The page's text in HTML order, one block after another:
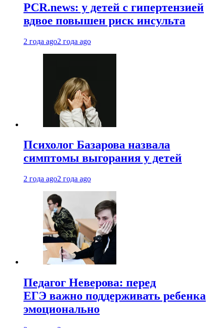
PCR.news: у детей с гипертензией
вдвое повышен риск инсульта
2 года ago2 года ago
Психолог Базарова назвала
симптомы выгорания у детей
2 года ago2 года ago
Педагог Неверова: перед
ЕГЭ важно поддерживать ребенка
эмоционально